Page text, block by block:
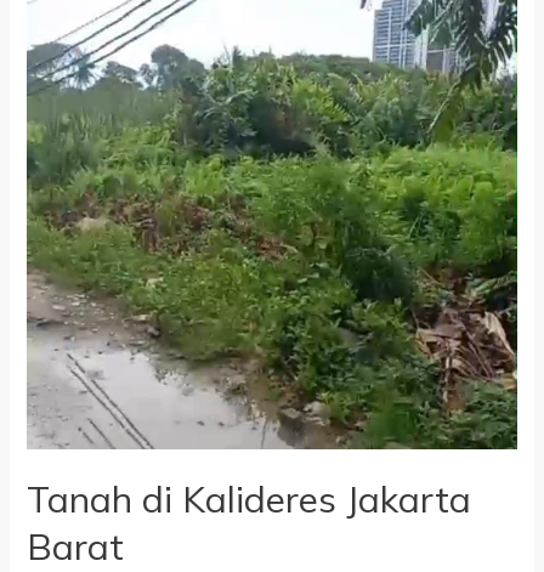
Tanah di Kalideres Jakarta
Barat